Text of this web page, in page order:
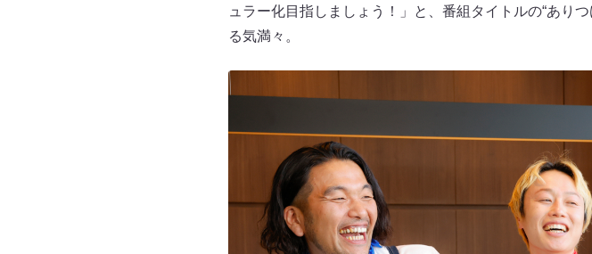
ュラー化目指しましょう！」と、番組タイトルの“あり
る気満々。